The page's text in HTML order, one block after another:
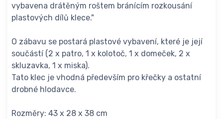
vybavena drátěným roštem bránícím rozkousání
plastových dílů klece."
O zábavu se postará plastové vybavení, které je její
součástí (2 x patro, 1 x kolotoč, 1 x domeček, 2 x
skluzavka, 1 x miska).
Tato klec je vhodná především pro křečky a ostatní
drobné hlodavce.
Rozměry: 43 x 28 x 38 cm